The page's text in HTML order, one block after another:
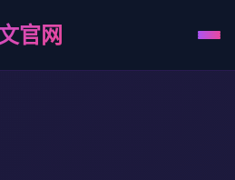
官网